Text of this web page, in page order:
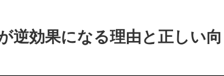
逆効果になる理由と正しい